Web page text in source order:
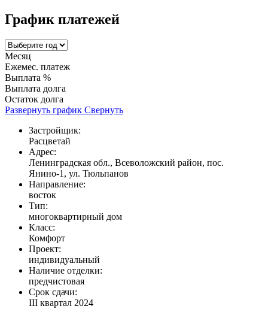
График платежей
Месяц
Ежемес. платеж
Выплата %
Выплата долга
Остаток долга
Развернуть график Свернуть
Застройщик:
Расцветай
Адрес:
Ленинградская обл., Всеволожский район, пос.
Янино-1, ул. Тюльпанов
Направление:
восток
Тип:
многоквартирный дом
Класс:
Комфорт
Проект:
индивидуальный
Наличие отделки:
предчистовая
Срок сдачи:
III квартал 2024